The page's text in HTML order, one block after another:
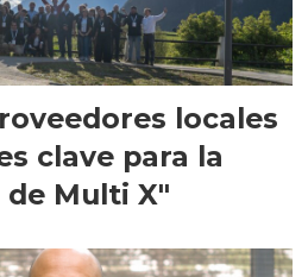
locales
clave para la
Multi X"